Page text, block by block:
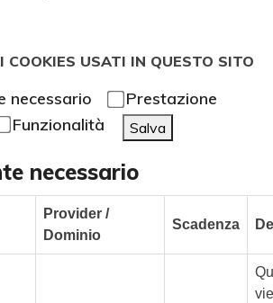
COOKIES USATI IN QUESTO SITO
necessario
Prestazione
Funzionalità Salva
necessario
Provider /
Dominio
Scadenza